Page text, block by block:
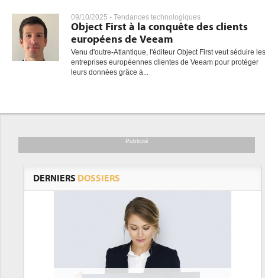
gratuite
09/10/2025 - Tendances technologiques
Object First à la conquête des clients
européens de Veeam
Venu d'outre-Atlantique, l'éditeur Object First veut séduire les
entreprises européennes clientes de Veeam pour protéger
leurs données grâce à...
Publicité
DERNIERS DOSSIERS